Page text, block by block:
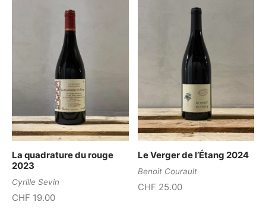
La quadrature du rouge
2023
Cyrille Sevin
CHF 19.00
Le Verger de l’Étang 2024
Benoit Courault
CHF 25.00